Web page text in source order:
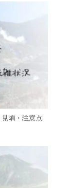
見頃・注意点